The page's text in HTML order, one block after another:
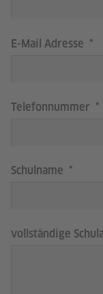
E-Mail Adresse
Telefonnummer
Schulname
vollständige